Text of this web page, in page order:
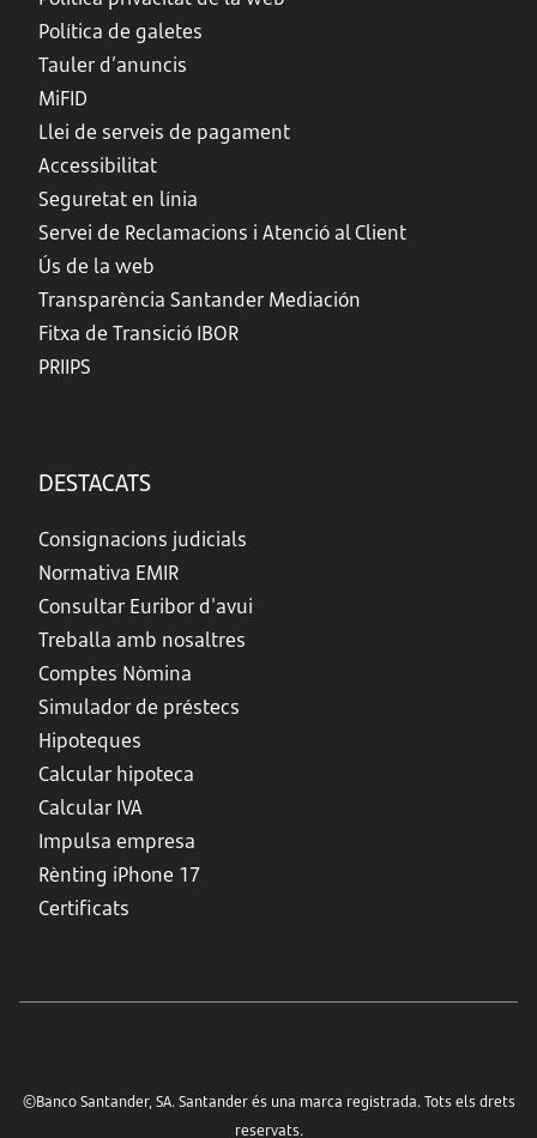
Política de galetes
Tauler d’anuncis
MiFID
Llei de serveis de pagament
Accessibilitat
Seguretat en línia
Servei de Reclamacions i Atenció al Client
Ús de la web
Transparència Santander Mediación
Fitxa de Transició IBOR
PRIIPS
DESTACATS
Consignacions judicials
Normativa EMIR
Consultar Euribor d'avui
Treballa amb nosaltres
Comptes Nòmina
Simulador de préstecs
Hipoteques
Calcular hipoteca
Calcular IVA
Impulsa empresa
Rènting iPhone 17
Certificats
©Banco Santander, SA. Santander és una marca registrada. Tots els drets
reservats.